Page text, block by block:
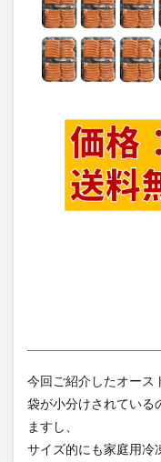
今回ご紹介したオース
袋が小分けされている
ますし、
サイズ的にも家庭用冷